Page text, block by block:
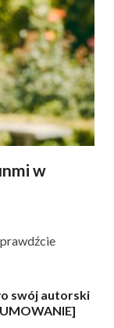
w
swój autorski